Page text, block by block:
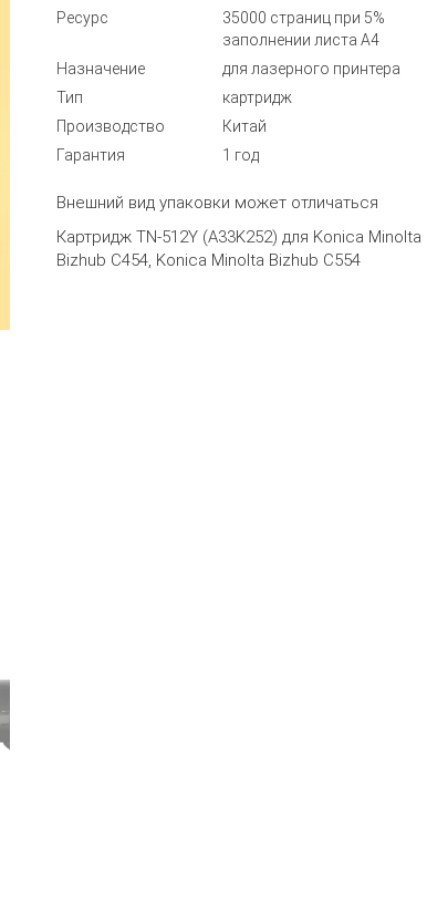
Ресурс
35000 страниц при 5%
заполнении листа А4
Назначение
для лазерного принтера
Тип
картридж
Производство
Китай
Гарантия
1 год
Внешний вид упаковки может отличаться
Картридж TN-512Y (A33K252) для Konica Minolta
Bizhub C454, Konica Minolta Bizhub C554